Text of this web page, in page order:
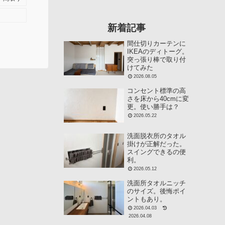
新着記事
間仕切りカーテンに
IKEAのディトーグ。
突っ張り棒で取り付
けてみた
2026.08.05
コンセント標準の高
さを床から40cmに変
更。使い勝手は？
2026.05.22
洗面脱衣所のタオル
掛けが正解だった。
スイングできるの便
利。
2026.05.12
洗面所タオルニッチ
のサイズ。後悔ポイ
ントもあり。
2026.04.03
2026.04.08